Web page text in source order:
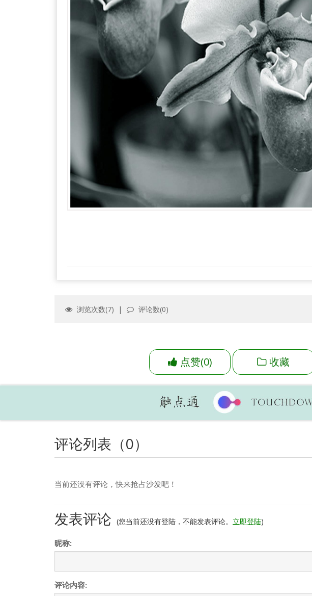
浏览次数(7) | 评论数(0)
点赞(0) 收藏
评论列表（0）
当前还没有评论，快来抢占沙发吧！
发表评论 (您当前还没有登陆，不能发表评论。 立即登陆)
昵称:
评论内容: